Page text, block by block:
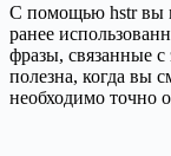
С помощью hstr вы
ранее
фразы, связанные
полезна, когда вы
необходимо точно